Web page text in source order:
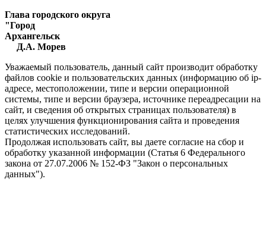
Глава городского округа
"Город
Д.А. Морев
Уважаемый пользователь, данный сайт производит обработку
файлов cookie и пользовательских данных (информацию об ip-
адресе, местоположении, типе и версии операционной
системы, типе и версии браузера, источнике переадресации на
сайт, и сведения об открытых страницах пользователя) в
целях улучшения функционирования сайта и проведения
статистических исследований.
Продолжая использовать сайт, вы даете согласие на сбор и
обработку указанной информации (Статья 6 Федерального
закона от 27.07.2006 № 152-ФЗ "Закон о персональных
данных").